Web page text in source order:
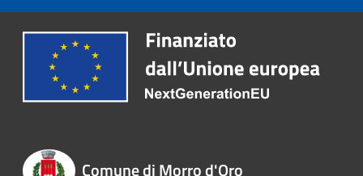
Comune di Morro d'Oro